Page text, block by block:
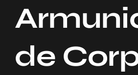
Nos Projets
Contact
de